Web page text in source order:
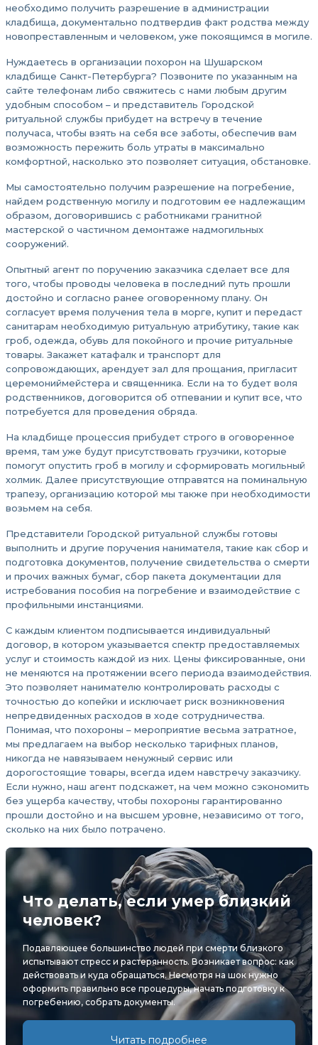
необходимо получить разрешение в администрации
кладбища, документально подтвердив факт родства между
новопреставленным и человеком, уже покоящимся в могиле.
Нуждаетесь в организации похорон на Шушарском
кладбище Санкт-Петербурга? Позвоните по указанным на
сайте телефонам либо свяжитесь с нами любым другим
удобным способом – и представитель Городской
ритуальной службы прибудет на встречу в течение
получаса, чтобы взять на себя все заботы, обеспечив вам
возможность пережить боль утраты в максимально
комфортной, насколько это позволяет ситуация, обстановке.
Мы самостоятельно получим разрешение на погребение,
найдем родственную могилу и подготовим ее надлежащим
образом, договорившись с работниками гранитной
мастерской о частичном демонтаже надмогильных
сооружений.
Опытный агент по поручению заказчика сделает все для
того, чтобы проводы человека в последний путь прошли
достойно и согласно ранее оговоренному плану. Он
согласует время получения тела в морге, купит и передаст
санитарам необходимую ритуальную атрибутику, такие как
гроб, одежда, обувь для покойного и прочие ритуальные
товары. Закажет катафалк и транспорт для
сопровождающих, арендует зал для прощания, пригласит
церемониймейстера и священника. Если на то будет воля
родственников, договорится об отпевании и купит все, что
потребуется для проведения обряда.
На кладбище процессия прибудет строго в оговоренное
время, там уже будут присутствовать грузчики, которые
помогут опустить гроб в могилу и сформировать могильный
холмик. Далее присутствующие отправятся на поминальную
трапезу, организацию которой мы также при необходимости
возьмем на себя.
Представители Городской ритуальной службы готовы
выполнить и другие поручения нанимателя, такие как сбор и
подготовка документов, получение свидетельства о смерти
и прочих важных бумаг, сбор пакета документации для
истребования пособия на погребение и взаимодействие с
профильными инстанциями.
С каждым клиентом подписывается индивидуальный
договор, в котором указывается спектр предоставляемых
услуг и стоимость каждой из них. Цены фиксированные, они
не меняются на протяжении всего периода взаимодействия.
Это позволяет нанимателю контролировать расходы с
точностью до копейки и исключает риск возникновения
непредвиденных расходов в ходе сотрудничества.
Понимая, что похороны – мероприятие весьма затратное,
мы предлагаем на выбор несколько тарифных планов,
никогда не навязываем ненужный сервис или
дорогостоящие товары, всегда идем навстречу заказчику.
Если нужно, наш агент подскажет, на чем можно сэкономить
без ущерба качеству, чтобы похороны гарантированно
прошли достойно и на высшем уровне, независимо от того,
сколько на них было потрачено.
Что делать, если умер близкий
человек?
Подавляющее большинство людей при смерти близкого
испытывают стресс и растерянность. Возникает вопрос: как
действовать и куда обращаться. Несмотря на шок нужно
оформить правильно все процедуры, начать подготовку к
погребению, собрать документы.
Читать подробнее